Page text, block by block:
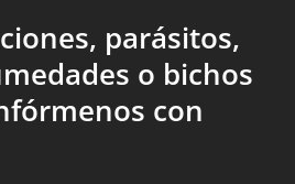
parásitos,
o bichos
con